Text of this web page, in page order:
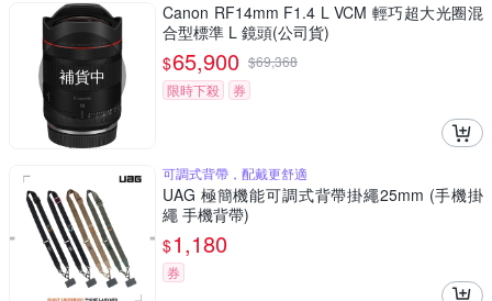
補貨中
Canon RF14mm F1.4 L VCM 輕巧超大光圈混
合型標準 L 鏡頭(公司貨)
$65,900 $69,368
限時下殺
券
可調式背帶，配戴更舒適
UAG 極簡機能可調式背帶掛繩25mm (手機掛
繩 手機背帶)
$1,180
券